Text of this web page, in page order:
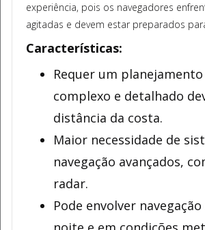
experiência, pois os navegadores
agitadas e devem estar preparados
Características:
Requer um
complexo e detalhado
distância da costa.
Maior necessidade de
navegação avançados,
radar.
Pode envolver